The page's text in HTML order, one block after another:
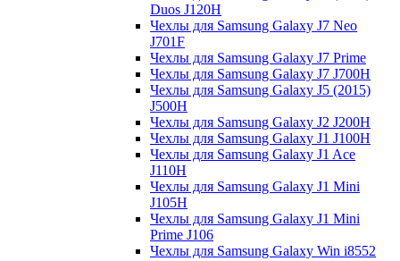
Duos J120H
Чехлы для Samsung Galaxy J7 Neo
J701F
Чехлы для Samsung Galaxy J7 Prime
Чехлы для Samsung Galaxy J7 J700H
Чехлы для Samsung Galaxy J5 (2015)
J500H
Чехлы для Samsung Galaxy J2 J200H
Чехлы для Samsung Galaxy J1 J100H
Чехлы для Samsung Galaxy J1 Ace
J110H
Чехлы для Samsung Galaxy J1 Mini
J105H
Чехлы для Samsung Galaxy J1 Mini
Prime J106
Чехлы для Samsung Galaxy Win i8552